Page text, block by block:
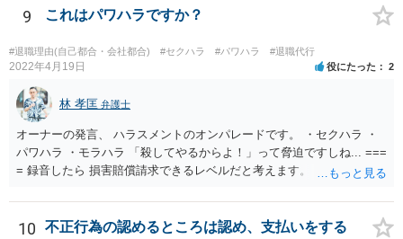
す。
9 これはパワハラですか？
#退職理由(自己都合・会社都合) #セクハラ #パワハラ #退職代行
2022年4月19日 役にたった 2
林 孝匡 弁護士
オーナーの発言、 ハラスメントのオンパレードです。 ・セクハラ ・
パワハラ ・モラハラ 「殺してやるからよ！」って脅迫ですしね... ===
= 録音したら 損害賠償請求できるレベルだと考えます。 ━━━━━━
え方 ・パワハラ裁判例については、 私がブログを書いています。 プ
ロフィールのリンクから飛べます。 ご参考になれば幸いです。
10
不正行為の認めるところは認め、支払いをする